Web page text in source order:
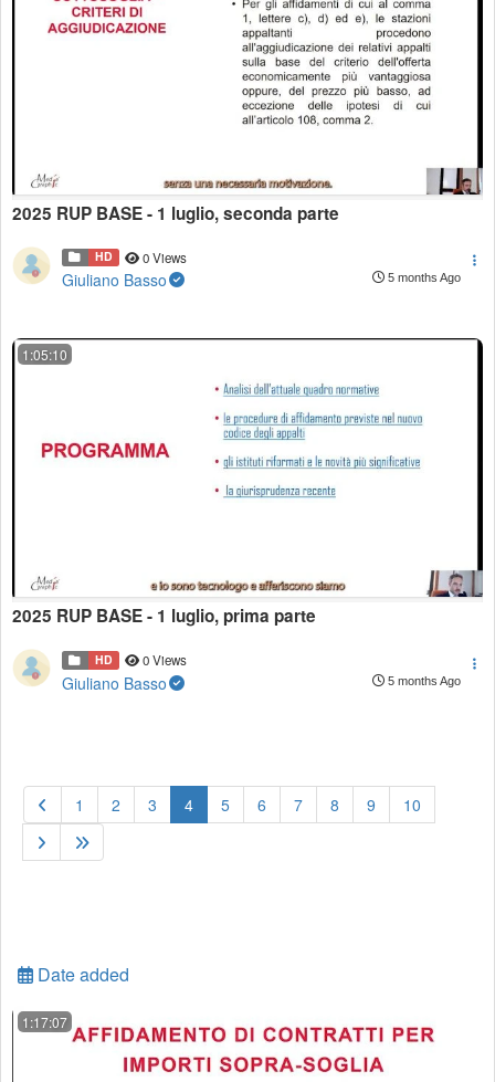
2025 RUP BASE - 1 luglio, seconda parte
HD 0 Views
Giuliano Basso 5 months Ago
1:05:10
2025 RUP BASE - 1 luglio, prima parte
HD 0 Views
Giuliano Basso 5 months Ago
1 2 3 4(current)
5 6 7 8 9 10
Date added
1:17:07